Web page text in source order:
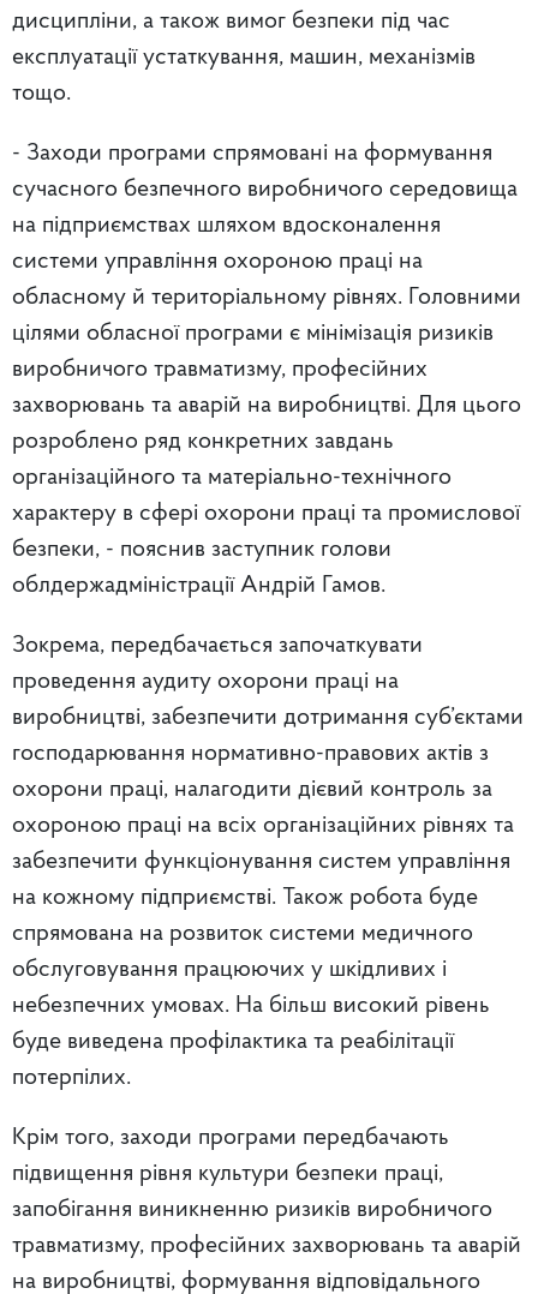
дисципліни, а також вимог безпеки під час
експлуатації устаткування, машин, механізмів
тощо.
- Заходи програми спрямовані на формування
сучасного безпечного виробничого середовища
на підприємствах шляхом вдосконалення
системи управління охороною праці на
обласному й територіальному рівнях. Головними
цілями обласної програми є мінімізація ризиків
виробничого травматизму, професійних
захворювань та аварій на виробництві. Для цього
розроблено ряд конкретних завдань
організаційного та матеріально-технічного
характеру в сфері охорони праці та промислової
безпеки, - пояснив заступник голови
облдержадміністрації Андрій Гамов.
Зокрема, передбачається започаткувати
проведення аудиту охорони праці на
виробництві, забезпечити дотримання суб’єктами
господарювання нормативно-правових актів з
охорони праці, налагодити дієвий контроль за
охороною праці на всіх організаційних рівнях та
забезпечити функціонування систем управління
на кожному підприємстві. Також робота буде
спрямована на розвиток системи медичного
обслуговування працюючих у шкідливих і
небезпечних умовах. На більш високий рівень
буде виведена профілактика та реабілітації
потерпілих.
Крім того, заходи програми передбачають
підвищення рівня культури безпеки праці,
запобігання виникненню ризиків виробничого
травматизму, професійних захворювань та аварій
на виробництві, формування відповідального